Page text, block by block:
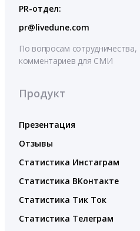
PR-отдел:
pr@livedune.com
По вопросам сотрудничества,
комментариев для СМИ
Продукт
Презентация
Отзывы
Статистика Инстаграм
Статистика ВКонтакте
Статистика Тик Ток
Статистика Телеграм